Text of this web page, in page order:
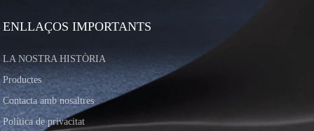
ENLLAÇOS IMPORTANTS
LA NOSTRA HISTÒRIA
Productes
Contacta amb nosaltres
Política de privacitat